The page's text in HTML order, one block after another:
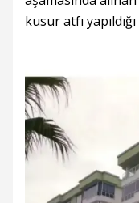
kusur atfı